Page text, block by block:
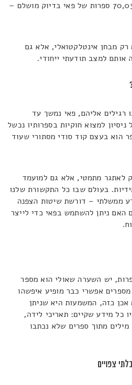
שארמה מהודו, שהקריא 70,030 ספרות של פאי בדיוק מושלם –
מבחן אינטלקטואלי, אלא גם
אותם למצב תודעתי ייחודי.
רגילים אליהם, פאי נמשך עד
למצוא חוקיות בספרותיו נכשל
הוא בעצם קוד סודי מסתורי שעוד
לאתגר מתמטי, אלא גם למועמד
בעולם שבו כל התקשורת שלנו
ממשלתי – דורשת שיטות הצפנה
האם ניתן להשתמש בפאי כדי לייצר
יש השערה שאולי הוא מספר
אפשרי כבר מופיע איפשהו
כזה, המשמעות היא שניתן
כל מידע שקיים: תאריכי לידה,
מילים מתוך ספרים שלא נכתבו